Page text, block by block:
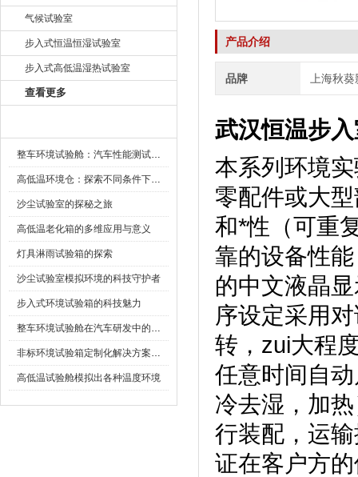
气候试验室
步入式恒温恒湿试验室
步入式高低温湿热试验室
查看更多
整车环境试验舱：汽车性能测试的设备
高低温环境仓：探索不同条件下的科学奥秘
沙尘试验室的探秘之旅
高低温老化箱的多维应用与意义
灯具淋雨试验箱的探索
沙尘试验室模拟环境的科技守护者
步入式环境试验箱的科技魅力
整车环境试验舱在汽车研发中的作用
非标环境试验箱定制化解决方案在可靠性测试中的重要性
高低温试验舱模拟出各种温度环境
产品介绍
品牌 上海秋
武汉恒温步
本系列环境实
零配件或大型
和*性（可重
靠的设备性能
的中文液晶显
序设定采用对
转，zui大
任意时间自动启
冷去湿，
行装配，运
证在客户方的